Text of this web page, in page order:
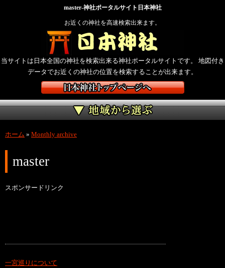
master-神社ポータルサイト日本神社
お近くの神社を高速検索出来ます。
当サイトは日本全国の神社を検索出来る神社ポータルサイトです。 地図付き
データでお近くの神社の位置を検索することが出来ます。
ホーム » Monthly archive
master
スポンサードリンク
一宮巡りについて